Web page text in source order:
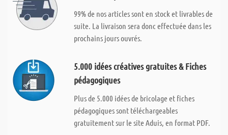
99% de nos articles sont en stock et livrables de
suite. La livraison sera donc effectuée dans les
prochains jours ouvrés.
5.000 idées créatives gratuites & Fiches
pédagogiques
Plus de 5.000 idées de bricolage et fiches
pédagogiques sont téléchargeables
gratuitement sur le site Aduis, en format PDF.